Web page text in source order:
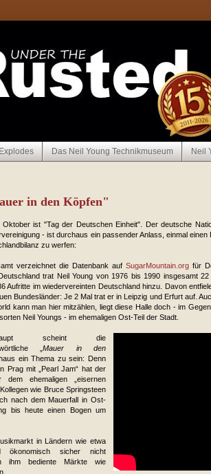
Das Neil Young Technikmuseum Neil
in den Köpfen"
Oktober ist "Tag der Deutschen Einheit". Der deutsche
- ist durchaus ein passender Anlass, einmal
zu werfen:
verzeichnet die Datenbank auf SugarMountain.org für
trat Neil Young von 1976 bis 1990 insgesamt
Aufritte im wiedervereinten Deutschland hinzu. Davon
Bundesländer: Je 2 Mal trat er in Leipzig und Erfurt auf.
kann man hier mitzählen, liegt diese Halle doch - im
Neil Youngs - im ehemaligen Ost-Teil der Stadt.
scheint die
„Mauer in den
ein Thema zu sein: Denn
Prag mit „Pearl Jam“ hat der
ehemaligen „eisernen
wie Bruce Springsteen
nach dem Mauerfall in Ost-
bis heute einen Bogen um
in Ländern wie etwa
ökonomisch sicher nicht
ihm bediente Märkte wie